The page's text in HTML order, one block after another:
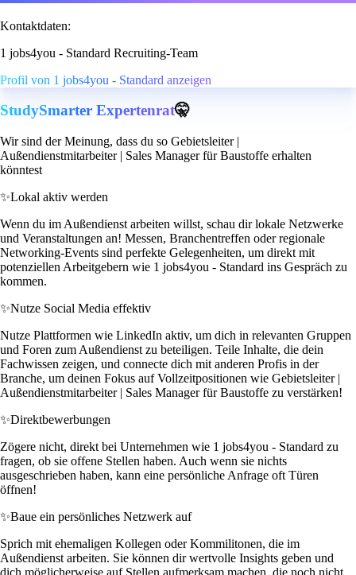
Kontaktdaten:
1 jobs4you - Standard Recruiting-Team
Profil von 1 jobs4you - Standard anzeigen
StudySmarter Expertenrat🤫
Wir sind der Meinung, dass du so Gebietsleiter |
Außendienstmitarbeiter | Sales Manager für Baustoffe erhalten
könntest
✨Lokal aktiv werden
Wenn du im Außendienst arbeiten willst, schau dir lokale Netzwerke
und Veranstaltungen an! Messen, Branchentreffen oder regionale
Networking-Events sind perfekte Gelegenheiten, um direkt mit
potenziellen Arbeitgebern wie 1 jobs4you - Standard ins Gespräch zu
kommen.
✨Nutze Social Media effektiv
Nutze Plattformen wie LinkedIn aktiv, um dich in relevanten Gruppen
und Foren zum Außendienst zu beteiligen. Teile Inhalte, die dein
Fachwissen zeigen, und connecte dich mit anderen Profis in der
Branche, um deinen Fokus auf Vollzeitpositionen wie Gebietsleiter |
Außendienstmitarbeiter | Sales Manager für Baustoffe zu verstärken!
✨Direktbewerbungen
Zögere nicht, direkt bei Unternehmen wie 1 jobs4you - Standard zu
fragen, ob sie offene Stellen haben. Auch wenn sie nichts
ausgeschrieben haben, kann eine persönliche Anfrage oft Türen
öffnen!
✨Baue ein persönliches Netzwerk auf
Sprich mit ehemaligen Kollegen oder Kommilitonen, die im
Außendienst arbeiten. Sie können dir wertvolle Insights geben und